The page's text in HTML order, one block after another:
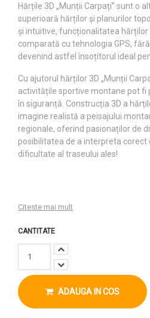
Hărțile 3D „Munții Carpați” sunt o
superioară hărților și planurilor
și intuitive, funcționalitatea
comparată cu tehnologia GPS,
devenind astfel însoțitorul ideal
Cu ajutorul hărților 3D „Munții
activitățile sportive montane pot fi
în siguranță. Construcția 3D a
imagine realistă a peisajului
regionale, oferind pasionaților de
posibilitatea de a interpreta corect
dificultate al traseului ales!
Citeste mai mult
CANTITATE
ADAUGA IN COS